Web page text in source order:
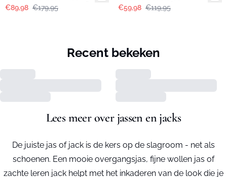
€89,98 €179,95
€59,98 €119,95
Recent bekeken
Lees meer over jassen en jacks
De juiste jas of jack is de kers op de slagroom - net als
schoenen. Een mooie overgangsjas, fijne wollen jas of
zachte leren jack helpt met het inkaderen van de look die je